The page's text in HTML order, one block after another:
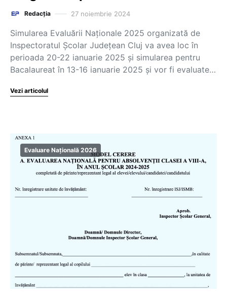
Redacția 27 noiembrie 2024
Simularea Evaluării Naționale 2025 organizată de
Inspectoratul Școlar Județean Cluj va avea loc în
perioada 20-22 ianuarie 2025 și simularea pentru
Bacalaureat în 13-16 ianuarie 2025 și vor fi evaluate…
Vezi articolul
Evaluare Națională 2026